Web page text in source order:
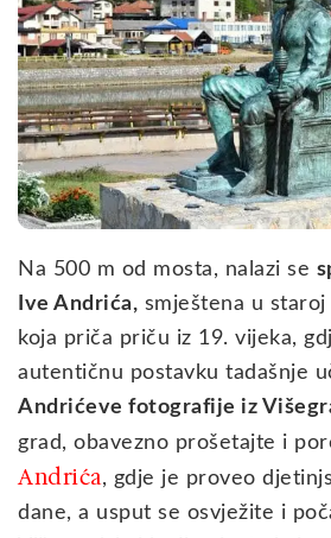
Na 500 m od mosta, nalazi se
Ive Andrića, smještena u staroj
koja priča priču iz 19. vijeka,
autentičnu postavku tadašnje
Andrićeve fotografije iz
grad, obavezno prošetajte i
Andrića, gdje je proveo
dane, a usput se osvježite i